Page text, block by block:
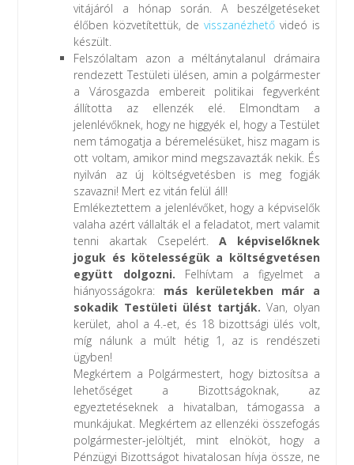
vitájáról a hónap során. A beszélgetéseket
élőben közvetítettük, de visszanézhető videó is
készült.
Felszólaltam azon a méltánytalanul drámaira
rendezett Testületi ülésen, amin a polgármester
a Városgazda embereit politikai fegyverként
állította az ellenzék elé. Elmondtam a
jelenlévőknek, hogy ne higgyék el, hogy a Testület
nem támogatja a béremelésüket, hisz magam is
ott voltam, amikor mind megszavazták nekik. És
nyilván az új költségvetésben is meg fogják
szavazni! Mert ez vitán felül áll!
Emlékeztettem a jelenlévőket, hogy a képviselők
valaha azért vállalták el a feladatot, mert valamit
tenni akartak Csepelért. A képviselőknek
joguk és kötelességük a költségvetésen
együtt dolgozni. Felhívtam a figyelmet a
hiányosságokra: más kerületekben már a
sokadik Testületi ülést tartják. Van, olyan
kerület, ahol a 4.-et, és 18 bizottsági ülés volt,
míg nálunk a múlt hétig 1, az is rendészeti
ügyben!
Megkértem a Polgármestert, hogy biztosítsa a
lehetőséget a Bizottságoknak, az
egyeztetéseknek a hivatalban, támogassa a
munkájukat. Megkértem az ellenzéki összefogás
polgármester-jelöltjét, mint elnököt, hogy a
Pénzügyi Bizottságot hivatalosan hívja össze, ne